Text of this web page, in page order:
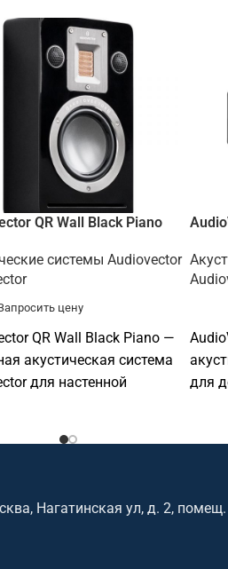
QR Wall Black Piano
системы Audiovector
цену
QR Wall Black Piano —
акустическая система
для настенной
помещениях.
КП.
для
Нагатинская ул, д. 2, помещ.